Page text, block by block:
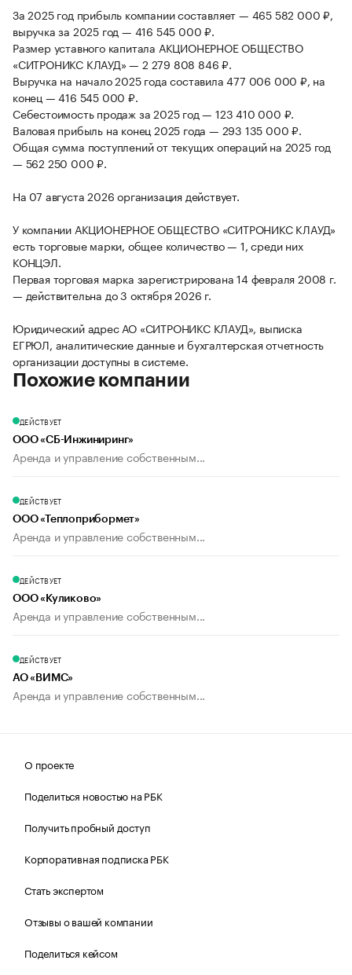
За 2025 год прибыль компании составляет — 465 582 000 ₽,
выручка за 2025 год — 416 545 000 ₽.
Размер уставного капитала АКЦИОНЕРНОЕ ОБЩЕСТВО
«СИТРОНИКС КЛАУД» — 2 279 808 846 ₽.
Выручка на начало 2025 года составила 477 006 000 ₽, на
конец — 416 545 000 ₽.
Себестоимость продаж за 2025 год — 123 410 000 ₽.
Валовая прибыль на конец 2025 года — 293 135 000 ₽.
Общая сумма поступлений от текущих операций на 2025 год
— 562 250 000 ₽.
На 07 августа 2026 организация действует.
У компании АКЦИОНЕРНОЕ ОБЩЕСТВО «СИТРОНИКС КЛАУД»
есть торговые марки, общее количество — 1, среди них
КОНЦЭЛ.
Первая торговая марка зарегистрирована 14 февраля 2008 г.
— действительна до 3 октября 2026 г.
Юридический адрес АО «СИТРОНИКС КЛАУД», выписка
ЕГРЮЛ, аналитические данные и бухгалтерская отчетность
организации доступны в системе.
Похожие компании
ДЕЙСТВУЕТ
ООО «СБ-Инжиниринг»
Аренда и управление собственным...
ДЕЙСТВУЕТ
ООО «Теплоприбормет»
Аренда и управление собственным...
ДЕЙСТВУЕТ
ООО «Куликово»
Аренда и управление собственным...
ДЕЙСТВУЕТ
АО «ВИМС»
Аренда и управление собственным...
О проекте
Поделиться новостью на РБК
Получить пробный доступ
Корпоративная подписка РБК
Стать экспертом
Отзывы о вашей компании
Поделиться кейсом